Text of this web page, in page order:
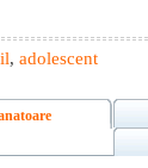
, adolescent